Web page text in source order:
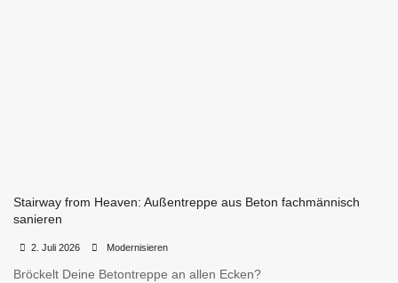
Stairway from Heaven: Außentreppe aus Beton fachmännisch
sanieren
2. Juli 2026 Modernisieren
Bröckelt Deine Betontreppe an allen Ecken?